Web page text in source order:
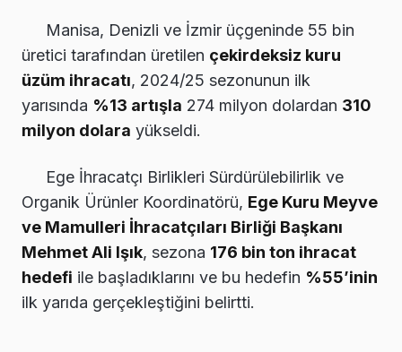
Manisa, Denizli ve İzmir üçgeninde 55 bin
üretici tarafından üretilen çekirdeksiz kuru
üzüm ihracatı, 2024/25 sezonunun ilk
yarısında %13 artışla 274 milyon dolardan 310
milyon dolara yükseldi.
Ege İhracatçı Birlikleri Sürdürülebilirlik ve
Organik Ürünler Koordinatörü, Ege Kuru Meyve
ve Mamulleri İhracatçıları Birliği Başkanı
Mehmet Ali Işık, sezona 176 bin ton ihracat
hedefi ile başladıklarını ve bu hedefin %55’inin
ilk yarıda gerçekleştiğini belirtti.